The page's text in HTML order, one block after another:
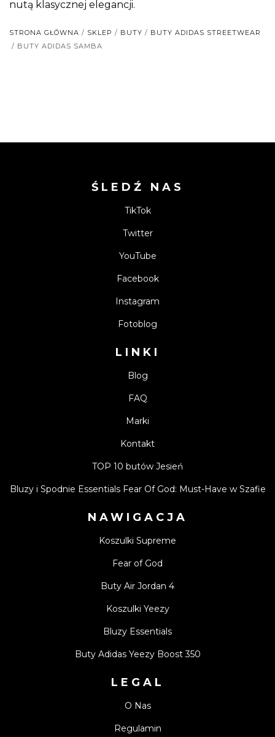
nutą klasycznej elegancji.
STRONA GŁÓWNA / SKLEP / BUTY / BUTY ADIDAS STREETWEAR
/ BUTY ADIDAS SAMBA
ŚLEDŹ NAS
TikTok
Twitter
YouTube
Facebook
Instagram
Fotoblog
LINKI
Blog
FAQ
Marki
Kontakt
TOP 10 butów Jesień
Bluzy i Spodnie Essentials Fear Of God: Must-Have w Szafie
NAWIGACJA
Koszulki Supreme
Fear of God
Buty Air Jordan 4
Koszulki Yeezy
Bluzy Essentials
Buty Adidas Yeezy Boost 350
LEGAL
O Nas
Regulamin